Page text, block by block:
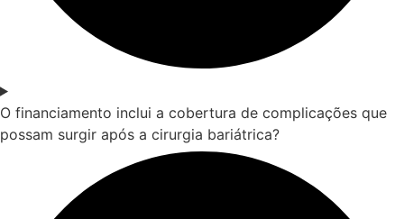
O financiamento inclui a cobertura de complicações que
possam surgir após a cirurgia bariátrica?